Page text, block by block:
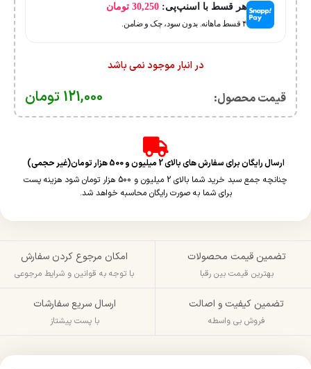
هر قسط با اسنپ‌پی: 30,250 تومان
۴ قسط ماهانه. بدون سود، چک و ضامن.
در انبار موجود نمی باشد
قیمت محصول:​ 121,000 تومان
ارسال رایگان برای سفارش های بالای 2 میلیون و 500 هزار تومان(غیر حجمی)
چنانچه جمع سبد خرید شما بالای 2 میلیون و 500 هزار تومان شود هزینه پست
برای شما به صورت رایگان محاسبه خواهد شد.
تضمین قیمت محصولات
بهترین قیمت بین رقبا
امکان مرجوع کردن سفارش
با توجه به قوانین و شرایط مرجوعی
تضمین کیفیت و اصالت
فروش بی واسطه
ارسال سریع سفارشات
با پست پیشتاز